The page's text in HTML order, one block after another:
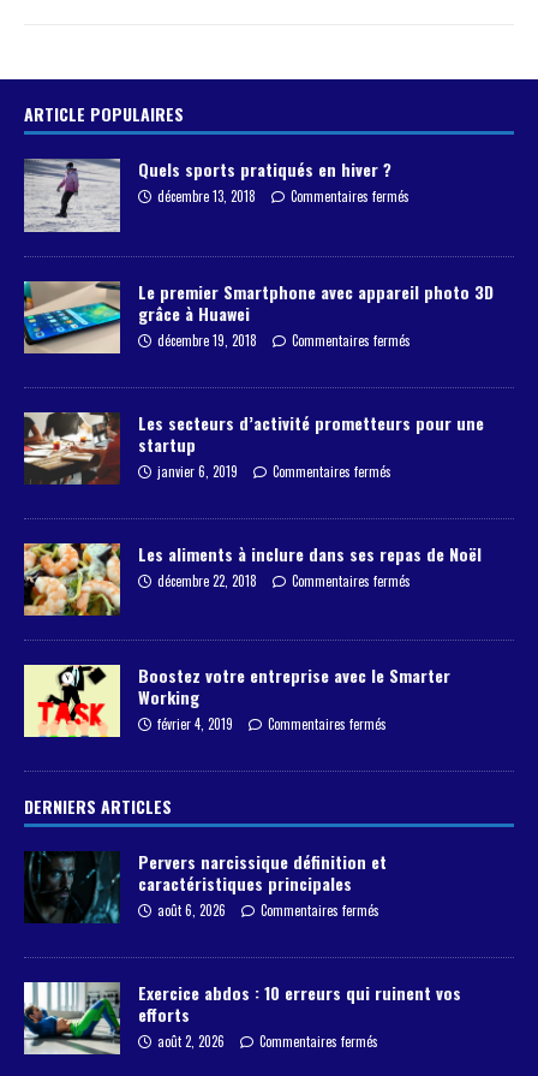
ARTICLE POPULAIRES
Quels sports pratiqués en hiver ?
décembre 13, 2018 Commentaires fermés
Le premier Smartphone avec appareil photo 3D
grâce à Huawei
décembre 19, 2018 Commentaires fermés
Les secteurs d’activité prometteurs pour une
startup
janvier 6, 2019 Commentaires fermés
Les aliments à inclure dans ses repas de Noël
décembre 22, 2018 Commentaires fermés
Boostez votre entreprise avec le Smarter
Working
février 4, 2019 Commentaires fermés
DERNIERS ARTICLES
Pervers narcissique définition et
caractéristiques principales
août 6, 2026 Commentaires fermés
Exercice abdos : 10 erreurs qui ruinent vos
efforts
août 2, 2026 Commentaires fermés